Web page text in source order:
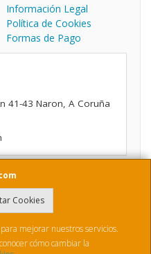
Cookies
mejorar nuestros servicios.
cómo cambiar la
Información Legal
Política de Cookies
Formas de Pago
41-43 Naron, A Coruña